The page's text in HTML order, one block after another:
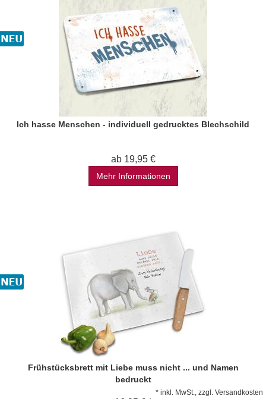
Ich hasse Menschen - individuell gedrucktes Blechschild
ab 19,95 €
Mehr Informationen
Frühstücksbrett mit Liebe muss nicht ... und Namen
bedruckt
* inkl. MwSt., zzgl. Versandkosten